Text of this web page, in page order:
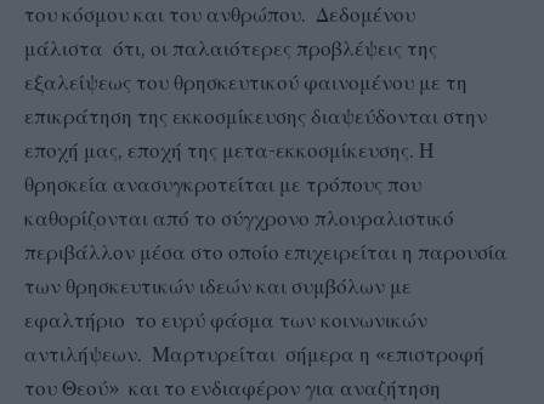
του κόσμου και του ανθρώπου. Δεδομένου
μάλιστα ότι, οι παλαιότερες προβλέψεις της
εξαλείψεως του θρησκευτικού φαινομένου με τη
επικράτηση της εκκοσμίκευσης διαψεύδονται στην
εποχή μας, εποχή της μετα-εκκοσμίκευσης. Η
θρησκεία ανασυγκροτείται με τρόπους που
καθορίζονται από το σύγχρονο πλουραλιστικό
περιβάλλον μέσα στο οποίο επιχειρείται η παρουσία
των θρησκευτικών ιδεών και συμβόλων με
εφαλτήριο το ευρύ φάσμα των κοινωνικών
αντιλήψεων. Μαρτυρείται σήμερα η «επιστροφή
του Θεού» και το ενδιαφέρον για αναζήτηση